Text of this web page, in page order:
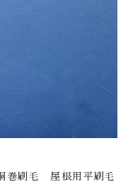
巻刷毛 屋根用平刷毛